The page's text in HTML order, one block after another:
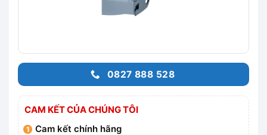
0827 888 528
CAM KẾT CỦA CHÚNG TÔI
Cam kết chính hãng